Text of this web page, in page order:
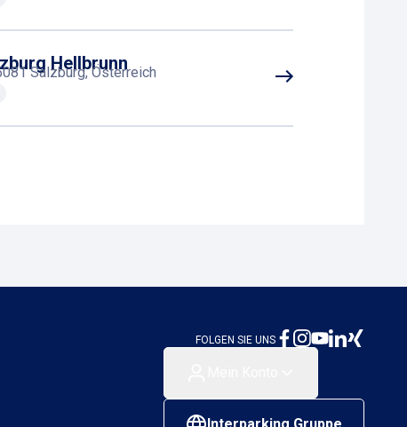
Hellbrunn
Salzburg, Österreich
Alpenstraße Süd
FOLGEN SIE UNS